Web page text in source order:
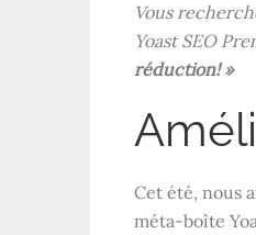
Vous
Yoast SEO
réduction! »
Cet été, nous
méta-boîte